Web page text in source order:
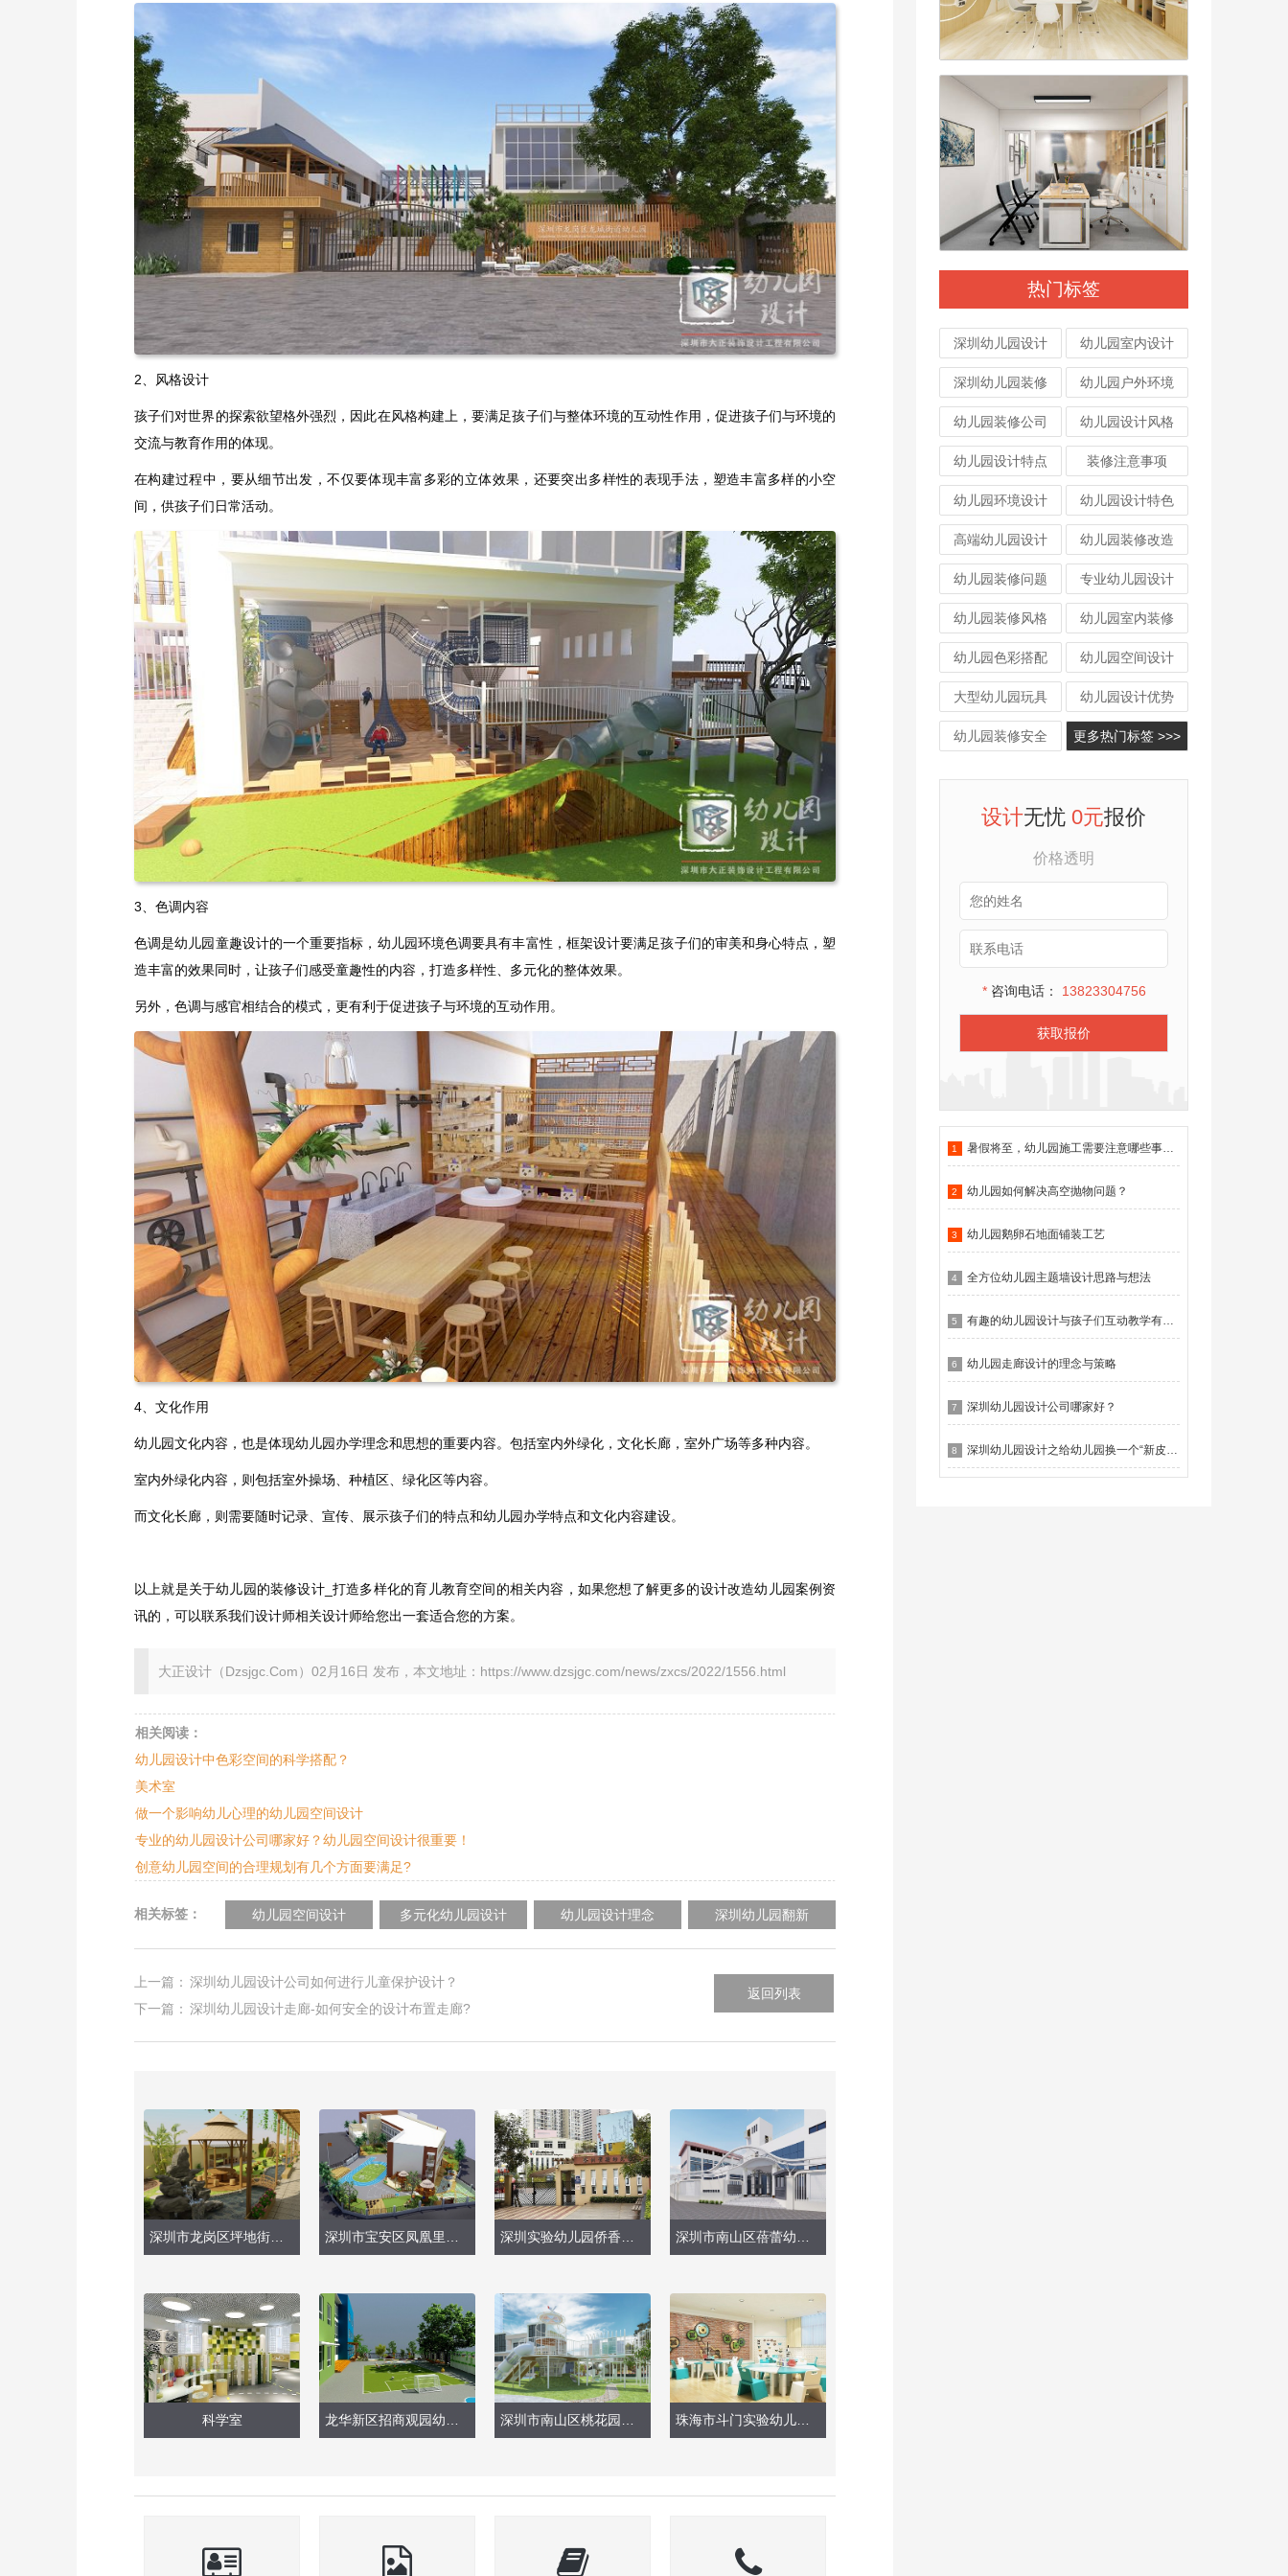
2、风格设计
孩子们对世界的探索欲望格外强烈，因此在风格构建上，要满足孩子们与整体环境的互动性作用，促进孩子们与环境的
交流与教育作用的体现。
在构建过程中，要从细节出发，不仅要体现丰富多彩的立体效果，还要突出多样性的表现手法，塑造丰富多样的小空
间，供孩子们日常活动。
3、色调内容
色调是幼儿园童趣设计的一个重要指标，幼儿园环境色调要具有丰富性，框架设计要满足孩子们的审美和身心特点，塑
造丰富的效果同时，让孩子们感受童趣性的内容，打造多样性、多元化的整体效果。
另外，色调与感官相结合的模式，更有利于促进孩子与环境的互动作用。
4、文化作用
幼儿园文化内容，也是体现幼儿园办学理念和思想的重要内容。包括室内外绿化，文化长廊，室外广场等多种内容。
室内外绿化内容，则包括室外操场、种植区、绿化区等内容。
而文化长廊，则需要随时记录、宣传、展示孩子们的特点和幼儿园办学特点和文化内容建设。
以上就是关于幼儿园的装修设计_打造多样化的育儿教育空间的相关内容，如果您想了解更多的设计改造幼儿园案例资
讯的，可以联系我们设计师相关设计师给您出一套适合您的方案。
大正设计（Dzsjgc.Com）02月16日 发布，本文地址：https://www.dzsjgc.com/news/zxcs/2022/1556.html
热门标签
深圳幼儿园设计 幼儿园室内设计
深圳幼儿园装修 幼儿园户外环境
幼儿园装修公司 幼儿园设计风格
幼儿园设计特点 装修注意事项
幼儿园环境设计 幼儿园设计特色
高端幼儿园设计 幼儿园装修改造
幼儿园装修问题 专业幼儿园设计
幼儿园装修风格 幼儿园室内装修
幼儿园色彩搭配 幼儿园空间设计
大型幼儿园玩具 幼儿园设计优势
幼儿园装修安全 更多热门标签 >>>
设计无忧0元报价
价格透明
*咨询电话： 13823304756
获取报价
1 暑假将至，幼儿园施工需要注意哪些事项？
2 幼儿园如何解决高空抛物问题？
3 幼儿园鹅卵石地面铺装工艺
4 全方位幼儿园主题墙设计思路与想法
5 有趣的幼儿园设计与孩子们互动教学有什么作用？
6 幼儿园走廊设计的理念与策略
7 深圳幼儿园设计公司哪家好？
8 深圳幼儿园设计之给幼儿园换一个“新皮肤”
相关阅读：
幼儿园设计中色彩空间的科学搭配？
美术室
做一个影响幼儿心理的幼儿园空间设计
专业的幼儿园设计公司哪家好？幼儿园空间设计很重要！
创意幼儿园空间的合理规划有几个方面要满足?
相关标签： 幼儿园空间设计 多元化幼儿园设计 幼儿园设计理念 深圳幼儿园翻新
返回列表
上一篇： 深圳幼儿园设计公司如何进行儿童保护设计？
下一篇： 深圳幼儿园设计走廊-如何安全的设计布置走廊?
科学室